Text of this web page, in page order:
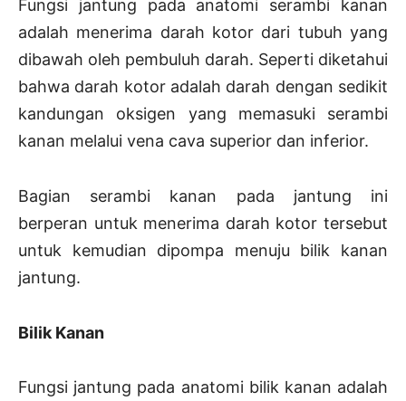
Fungsi jantung pada anatomi serambi kanan
adalah menerima darah kotor dari tubuh yang
dibawah oleh pembuluh darah. Seperti diketahui
bahwa darah kotor adalah darah dengan sedikit
kandungan oksigen yang memasuki serambi
kanan melalui vena cava superior dan inferior.
Bagian serambi kanan pada jantung ini
berperan untuk menerima darah kotor tersebut
untuk kemudian dipompa menuju bilik kanan
jantung.
Bilik Kanan
Fungsi jantung pada anatomi bilik kanan adalah